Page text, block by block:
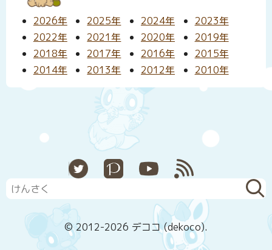
2026年 2025年 2024年
2023年
2022年
2021年 2020年
2019年
2018年
2017年 2016年
2015年
2014年
2013年 2012年 2010年
Pixiv YouTube
© 2012-2026 デココ (dekoco).